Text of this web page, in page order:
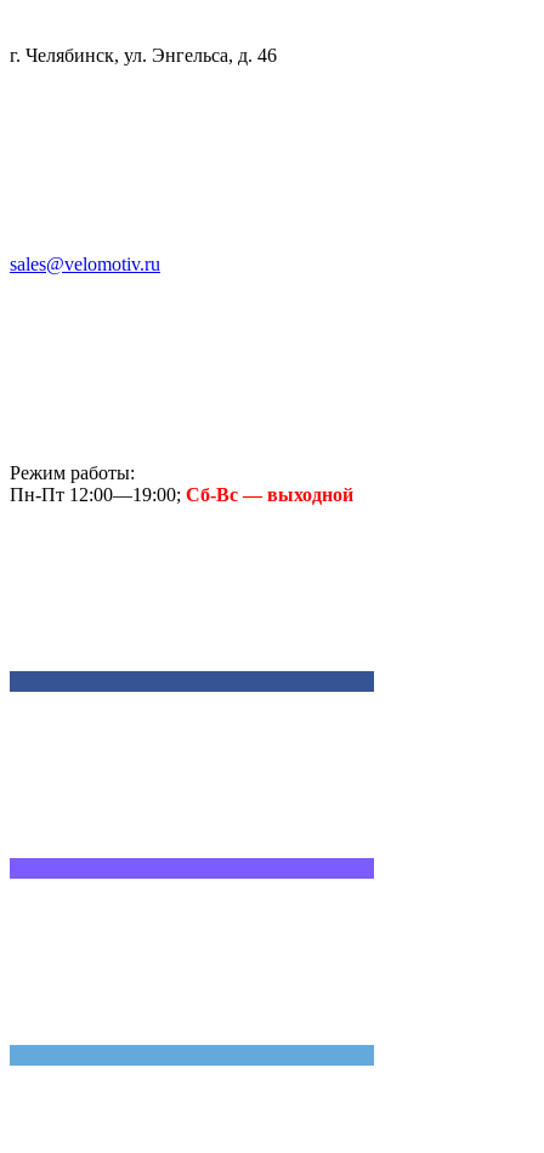
г. Челябинск, ул. Энгельса, д. 46
sales@velomotiv.ru
Режим работы:
Пн-Пт 12:00—19:00; Сб-Вс — выходной